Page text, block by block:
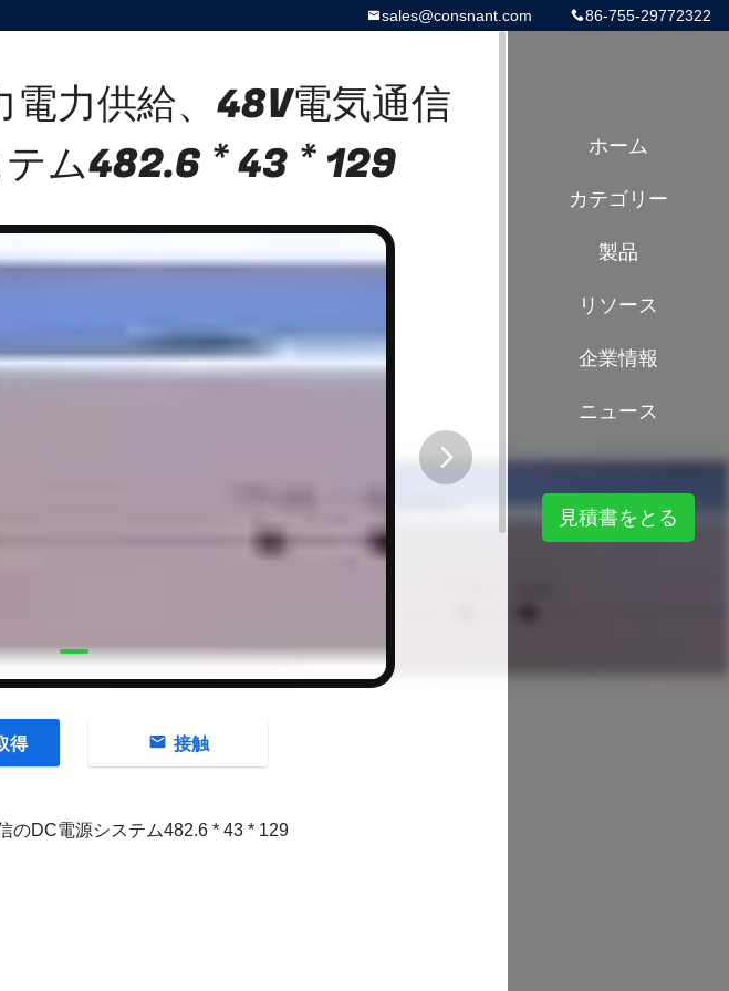
86-755-29772322
sales@consnant.com
力供給、48V電気通信
テム482.6 * 43 * 129
得 接触
のDC電源システム482.6 * 43 * 129
ホーム
カテゴリー
製品
リソース
企業情報
ニュース
見積書をとる